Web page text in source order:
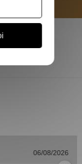
bons plans
06/08/2026